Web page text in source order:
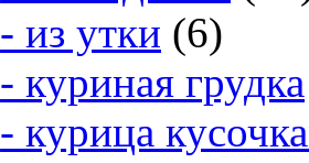
- из утки (6)
- куриная грудка
- курица